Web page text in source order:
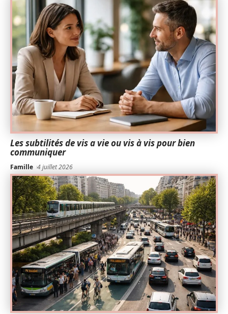
Les subtilités de vis a vie ou vis à vis pour bien
communiquer
Famille 4 juillet 2026